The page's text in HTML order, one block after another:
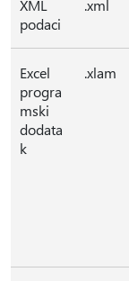
XML
podaci
.xml
Excel
progra
mski
dodata
k
.xlam